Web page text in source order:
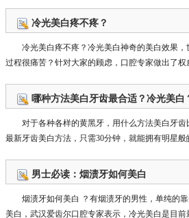
冷光美白疼不疼？
冷光美白疼不疼？冷光美白神奇的美白效果
过程很痛苦？针对大家的顾虑，口腔专家做出了权
哪种方法美白牙齿最合适？冷光美白
对于各种各样的黄黑牙，用什么方法美白牙
最新牙齿美白方法，只需30分钟，就能拥有明星般
男士必读：烟渍牙如何美白
烟渍牙如何美白 ？有烟渍牙的男性，单纯的
美白，武汉爱齿尔口腔专家表示，冷光美白是目前